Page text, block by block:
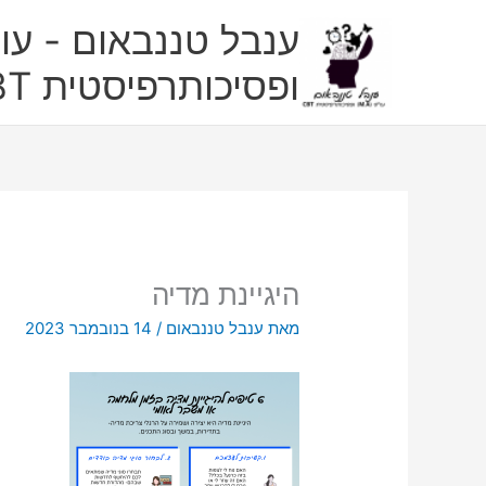
ענבל טננבאום -
ופסיכותרפיסטית CBT
היגיינת מדיה
מאת ענבל טננבאום/ 14 בנובמבר 2023